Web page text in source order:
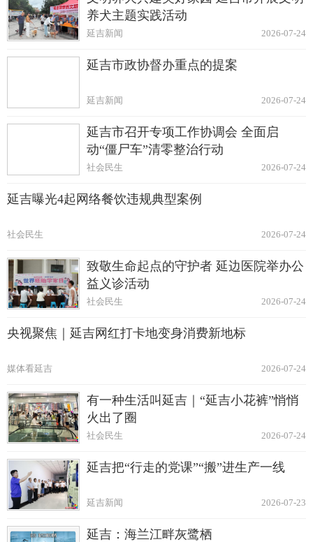
养犬主题实践活动
2026-07-24
延吉新闻
延吉市政协督办重点的提案
2026-07-24
延吉新闻
延吉市召开专项工作协调会 全面启
动“僵尸车”清零整治行动
2026-07-24
社会民生
延吉曝光4起网络餐饮违规典型案例
2026-07-24
社会民生
致敬生命起点的守护者 延边医院举办公
益义诊活动
2026-07-24
社会民生
央视聚焦｜延吉网红打卡地变身消费新地标
2026-07-24
媒体看延吉
有一种生活叫延吉｜“延吉小花裤”悄悄
火出了圈
2026-07-24
社会民生
延吉把“行走的党课”“搬”进生产一线
2026-07-23
延吉新闻
延吉：海兰江畔灰鹭栖